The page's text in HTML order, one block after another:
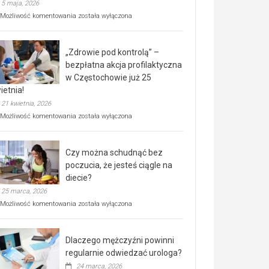
5 maja, 2026
Możliwość komentowania Rusza
rehabilitacji
dla
seniorów!
została wyłączona
„Zdrowie pod kontrolą” –
bezpłatna akcja profilaktyczna
w Częstochowie już 25
21 kwietnia, 2026
Możliwość komentowania „Zdrowie
bezpłatna
akcja
profilaktyczna
w
już
kwietnia!
została wyłączona
Czy można schudnąć bez
poczucia, że jesteś ciągle na
diecie?
25 marca, 2026
Możliwość komentowania Czy
poczucia,
że
została wyłączona
Dlaczego mężczyźni powinni
regularnie odwiedzać urologa?
24 marca, 2026